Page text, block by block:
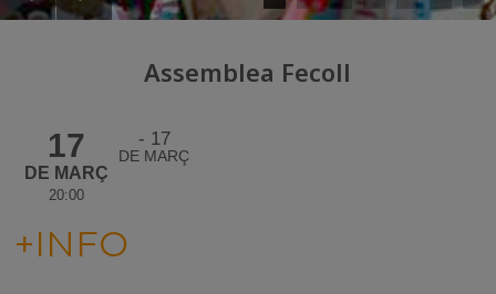
Assemblea Fecoll
17
DE MARÇ
20:00
17
DE MARÇ
+INFO